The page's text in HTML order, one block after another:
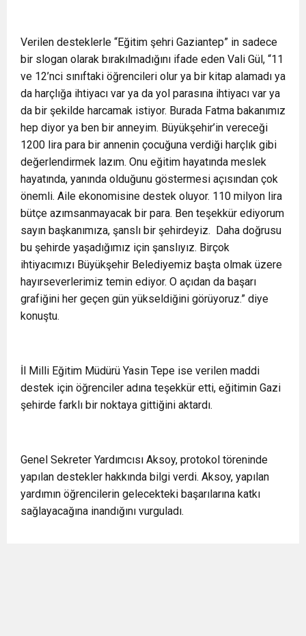
Verilen desteklerle “Eğitim şehri Gaziantep” in sadece
bir slogan olarak bırakılmadığını ifade eden Vali Gül, “11
ve 12’nci sınıftaki öğrencileri olur ya bir kitap alamadı ya
da harçlığa ihtiyacı var ya da yol parasına ihtiyacı var ya
da bir şekilde harcamak istiyor. Burada Fatma bakanımız
hep diyor ya ben bir anneyim. Büyükşehir’in vereceği
1200 lira para bir annenin çocuğuna verdiği harçlık gibi
değerlendirmek lazım. Onu eğitim hayatında meslek
hayatında, yanında olduğunu göstermesi açısından çok
önemli. Aile ekonomisine destek oluyor. 110 milyon lira
bütçe azımsanmayacak bir para. Ben teşekkür ediyorum
sayın başkanımıza, şanslı bir şehirdeyiz. Daha doğrusu
bu şehirde yaşadığımız için şanslıyız. Birçok
ihtiyacımızı Büyükşehir Belediyemiz başta olmak üzere
hayırseverlerimiz temin ediyor. O açıdan da başarı
grafiğini her geçen gün yükseldiğini görüyoruz.” diye
konuştu.
İl Milli Eğitim Müdürü Yasin Tepe ise verilen maddi
destek için öğrenciler adına teşekkür etti, eğitimin Gazi
şehirde farklı bir noktaya gittiğini aktardı.
Genel Sekreter Yardımcısı Aksoy, protokol töreninde
yapılan destekler hakkında bilgi verdi. Aksoy, yapılan
yardımın öğrencilerin gelecekteki başarılarına katkı
sağlayacağına inandığını vurguladı.